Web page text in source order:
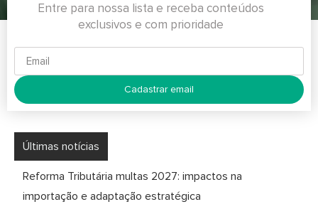
Entre para nossa lista e receba conteúdos
exclusivos e com prioridade
Cadastrar email
Últimas notícias
Reforma Tributária multas 2027: impactos na
importação e adaptação estratégica